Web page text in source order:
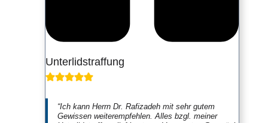
Unterlidstraffung
“Ich kann Herrn Dr. Rafizadeh mit sehr gutem
Gewissen weiterempfehlen. Alles bzgl. meiner